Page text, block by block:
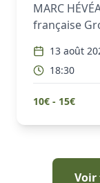
MARC
française
13 août
18:30
10€ - 15€